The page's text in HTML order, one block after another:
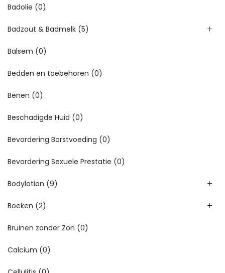
Badolie (0)
Badzout & Badmelk (5)
Balsem (0)
Bedden en toebehoren (0)
Benen (0)
Beschadigde Huid (0)
Bevordering Borstvoeding (0)
Bevordering Sexuele Prestatie (0)
Bodylotion (9)
Boeken (2)
Bruinen zonder Zon (0)
Calcium (0)